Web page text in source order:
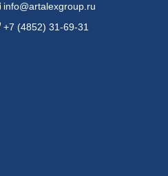
info@artalexgroup.ru
+7 (4852) 31-69-31